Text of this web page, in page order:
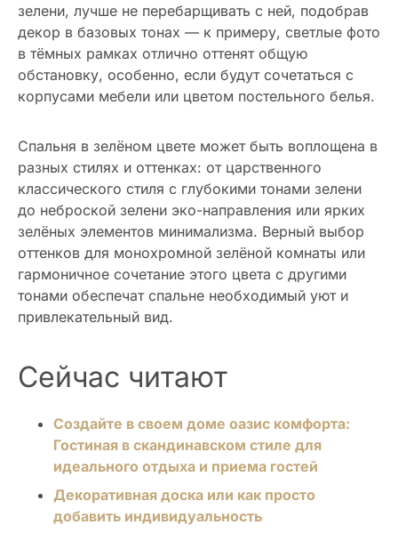
зелени, лучше не перебарщивать с ней, подобрав
декор в базовых тонах — к примеру, светлые фото
в тёмных рамках отлично оттенят общую
обстановку, особенно, если будут сочетаться с
корпусами мебели или цветом постельного белья.
Спальня в зелёном цвете может быть воплощена в
разных стилях и оттенках: от царственного
классического стиля с глубокими тонами зелени
до неброской зелени эко-направления или ярких
зелёных элементов минимализма. Верный выбор
оттенков для монохромной зелёной комнаты или
гармоничное сочетание этого цвета с другими
тонами обеспечат спальне необходимый уют и
привлекательный вид.
Сейчас читают
Создайте в своем доме оазис комфорта:
Гостиная в скандинавском стиле для
идеального отдыха и приема гостей
Декоративная доска или как просто
добавить индивидуальность